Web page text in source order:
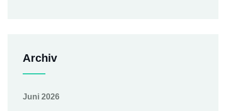
Archiv
Juni 2026